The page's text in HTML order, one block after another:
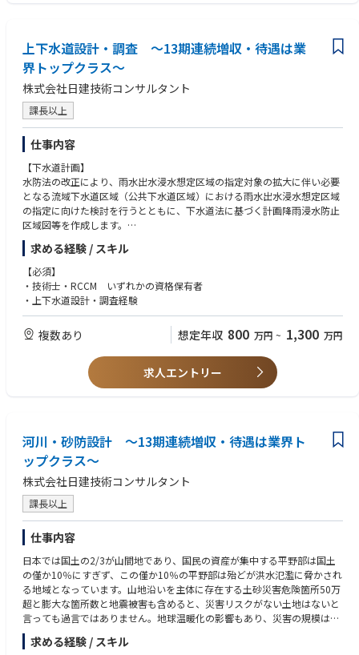
上下水道設計・調査 ～13期連続増収・待遇は業
界トップクラス～
株式会社日建技術コンサルタント
課長以上
仕事内容
【下水道計画】
水防法の改正により、雨水出水浸水想定区域の指定対象の拡大に伴い必要
となる流域下水道区域（公共下水道区域）における雨水出水浸水想定区域
の指定に向けた検討を行うとともに、下水道法に基づく計画降雨浸水防止
区域図等を作成します。
【下水道管渠設計】
近年、いわゆるゲリラ豪雨と呼ばれる局地的な大雨等により全国各地で浸
水被害が多発しており、下水道事業においては、気候変動を踏まえた都市
浸水対策施設の建設が進められています。都市部で施工される大口径都市
近年の地下利用状況に連動して大深度で計画される事が増えています。下
水道管渠工事は、一般的に大部分が市街地道路内での施工となるため、道
路交通や周辺環境等への影響、あるいは輻輳した地下埋設物道路橋基礎と
の近接施工など、厳しい制約条件の中で行われています。そのことから、
経済性・施工性・維持管理性それぞれの観点を考え設計を行います。
設設計、長寿命化計画、ストックマネjメント計画、設備改築設計および耐
震補強設計を行います。また、経年劣化による設備の老朽化対策（設備改
築設計）、耐震性能向上のための耐震補強設計、災害時等においても下水
処理場の機能確保するための耐水化設計等を行い、持続可能な下水道処理
場に貢献します。
※中途採用募集要項という冊子を準備しておりますので、選考時にお渡し
させて頂きます。
求める経験 / スキル
【必須】
・技術士・RCCM いずれかの資格保有者
・上下水道設計・調査経験
複数あり 想定年収 800 万円 ~ 1,300 万円
求人エントリー
河川・砂防設計 ～13期連続増収・待遇は業界ト
ップクラス～
株式会社日建技術コンサルタント
課長以上
仕事内容
日本では国土の2/3が山間地であり、国民の資産が集中する平野部は国土
の僅か10％にすぎず、この僅か10％の平野部は殆どが洪水氾濫に脅かされ
る地域となっています。山地沿いを主体に存在する土砂災害危険箇所50万
超と膨大な箇所数と地震被害も含めると、災害リスクがない土地はないと
言っても過言ではありません。地球温暖化の影響もあり、災害の規模は年
をおって大きくなる一方で、これに対応すべく、災害リスクに対応する危
険箇所や警戒区域の設定とハザードマップ周知、避難体制の確立等のソフ
求める経験 / スキル